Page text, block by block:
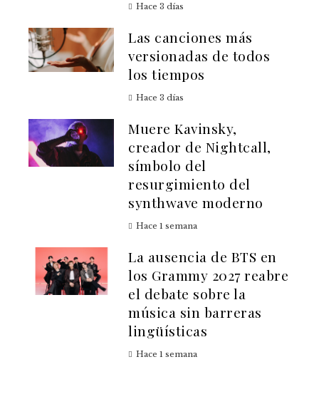
Hace 3 días
Las canciones más
versionadas de todos
los tiempos
Hace 3 días
Muere Kavinsky,
creador de Nightcall,
símbolo del
resurgimiento del
synthwave moderno
Hace 1 semana
La ausencia de BTS en
los Grammy 2027 reabre
el debate sobre la
música sin barreras
lingüísticas
Hace 1 semana